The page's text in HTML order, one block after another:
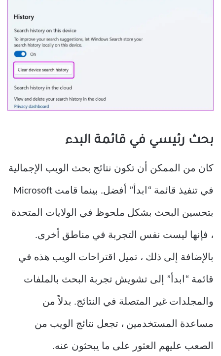
بحث رئيسي في قائمة البدء
كان من الممكن أن تكون نتائج بحث الويب الإجمالية
في تنفيذ قائمة “ابدأ” أفضل. بينما قامت Microsoft
بتحسين البحث بشكل ملحوظ في الولايات المتحدة
، فإنها ليست نفس التجربة في مناطق أخرى.
بالإضافة إلى ذلك ، تميل اقتراحات الويب هذه في
قائمة “ابدأ” إلى تشويش تجربة البحث بالملفات
والمجلدات غير المتصلة في النتائج. بدلاً من
مساعدة المستخدمين ، تجعل نتائج الويب من
الصعب عليهم العثور على ما يبحثون عنه.